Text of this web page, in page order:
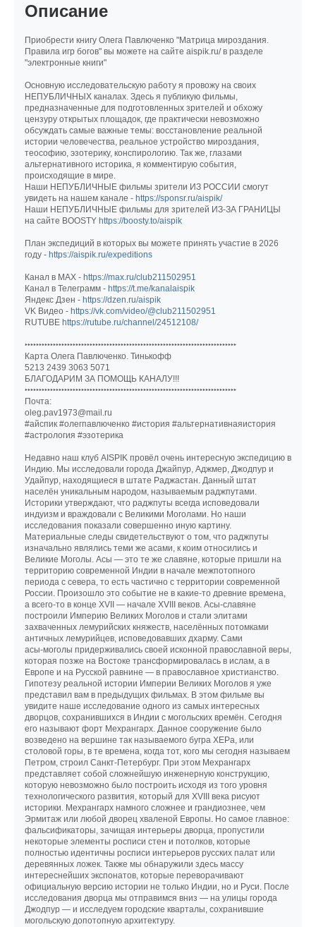
Описание
Приобрести книгу Олега Павлюченко "Матрица мироздания.
Правила игр богов" вы можете на сайте aispik.ru/ в разделе
"электронные книги"
Основную исследовательскую работу я провожу на своих
НЕПУБЛИЧНЫХ каналах. Здесь я публикую фильмы,
предназначенные для подготовленных зрителей и обхожу
цензуру открытых площадок, где практически невозможно
обсуждать самые важные темы: восстановление реальной
истории человечества, реальное устройство мироздания,
теософию, эзотерику, конспирологию. Так же, глазами
альтернативного историка, я комментирую события,
происходящие в мире.
Наши НЕПУБЛИЧНЫЕ фильмы зрители ИЗ РОССИИ смогут
увидеть на нашем канале - https://sponsr.ru/aispik/
Наши НЕПУБЛИЧНЫЕ фильмы для зрителей ИЗ-ЗА ГРАНИЦЫ
на сайте BOOSTY https://boosty.to/aispik
План экспедиций в которых вы можете принять участие в 2026
году - https://aispik.ru/expeditions
Канал в МАХ - https://max.ru/club211502951
Канал в Телеграмм - https://t.me/kanalaispik
Яндекс Дзен - https://dzen.ru/aispik
VK Видео - https://vk.com/video/@club211502951
RUTUBE https://rutube.ru/channel/24512108/
‣‣‣‣‣‣‣‣‣‣‣‣‣‣‣‣‣‣‣‣‣‣‣‣‣‣‣‣‣‣‣‣‣‣‣‣‣‣‣‣‣‣‣‣‣‣‣‣‣‣‣‣‣‣‣‣‣‣‣‣‣‣‣‣‣‣‣‣‣‣‣‣‣‣‣
Карта Олега Павлюченко. Тинькофф
5213 2439 3063 5071
БЛАГОДАРИМ ЗА ПОМОЩЬ КАНАЛУ!!!
‣‣‣‣‣‣‣‣‣‣‣‣‣‣‣‣‣‣‣‣‣‣‣‣‣‣‣‣‣‣‣‣‣‣‣‣‣‣‣‣‣‣‣‣‣‣‣‣‣‣‣‣‣‣‣‣‣‣‣‣‣‣‣‣‣‣‣‣‣‣‣‣‣‣‣
Почта:
oleg.pav1973@mail.ru
#айспик #олегпавлюченко #история #альтернативнаяистория
#астрология #эзотерика
Недавно наш клуб AISPIK провёл очень интересную экспедицию в
Индию. Мы исследовали города Джайпур, Аджмер, Джодпур и
Удайпур, находящиеся в штате Раджастан. Данный штат
населён уникальным народом, называемым раджпутами.
Историки утверждают, что раджпуты всегда исповедовали
индуизм и враждовали с Великими Моголами. Но наши
исследования показали совершенно иную картину.
Материальные следы свидетельствуют о том, что раджпуты
изначально являлись теми же асами, к коим относились и
Великие Моголы. Асы — это те же славяне, которые пришли на
территорию современной Индии в начале межпотопного
периода с севера, то есть частично с территории современной
России. Произошло это событие не в какие‑то древние времена,
а всего‑то в конце XVII — начале XVIII веков. Асы‑славяне
построили Империю Великих Моголов и стали элитами
захваченных лемурийских княжеств, населённых потомками
античных лемурийцев, исповедовавших дхарму. Сами
асы‑моголы придерживались своей исконной православной веры,
которая позже на Востоке трансформировалась в ислам, а в
Европе и на Русской равнине — в православное христианство.
Гипотезу реальной истории Империи Великих Моголов я уже
представил вам в предыдущих фильмах. В этом фильме вы
увидите наше исследование одного из самых интересных
дворцов, сохранившихся в Индии с могольских времён. Сегодня
его называют форт Мехрангарх. Данное сооружение было
возведено на вершине так называемого бугра ХЕРа, или
столовой горы, в те времена, когда тот, кого мы сегодня называем
Петром, строил Санкт‑Петербург. При этом Мехрангарх
представляет собой сложнейшую инженерную конструкцию,
которую невозможно было построить исходя из того уровня
технологического развития, который для XVIII века рисуют
историки. Мехрангарх намного сложнее и грандиознее, чем
Эрмитаж или любой дворец хваленой Европы. Но самое главное:
фальсификаторы, зачищая интерьеры дворца, пропустили
некоторые элементы росписи стен и потолков, которые
полностью идентичны росписи интерьеров русских палат или
деревянных ложек. Также мы обнаружили здесь массу
интереснейших экспонатов, которые переворачивают
официальную версию истории не только Индии, но и Руси. После
исследования дворца мы отправимся вниз — на улицы города
Джодпур — и исследуем городские кварталы, сохранившие
могольскую допотопную архитектуру.